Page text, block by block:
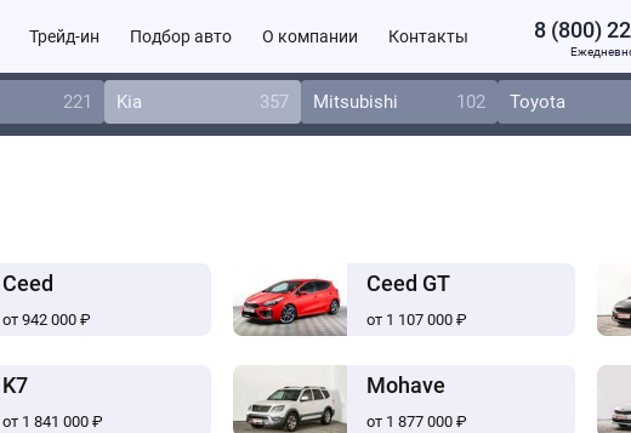
Трейд-ин Подбор авто О компании Контакты 8 (800)
221 Kia 357 Mitsubishi 102 Toyota
Ceed
от 942 000 ₽
Ceed GT
от 1 107 000 ₽
K7
от 1 841 000 ₽
Mohave
от 1 877 000 ₽